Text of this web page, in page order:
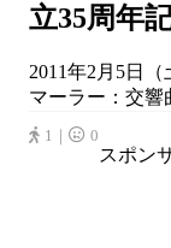
立35周年
2011年2月5日
マーラー：交響
1｜ 0
スポン